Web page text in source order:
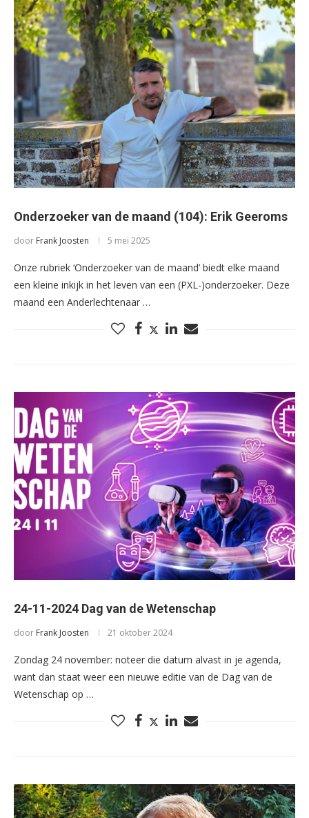
Onderzoeker van de maand (104): Erik Geeroms
door Frank Joosten 5 mei 2025
Onze rubriek ‘Onderzoeker van de maand’ biedt elke maand
een kleine inkijk in het leven van een (PXL-)onderzoeker. Deze
maand een Anderlechtenaar …
24-11-2024 Dag van de Wetenschap
door Frank Joosten 21 oktober 2024
Zondag 24 november: noteer die datum alvast in je agenda,
want dan staat weer een nieuwe editie van de Dag van de
Wetenschap op …